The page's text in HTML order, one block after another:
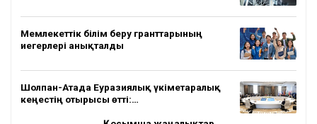
Мемлекеттік білім беру гранттарының
иегерлері анықталды
Шолпан-Атада Еуразиялық үкіметаралық
кеңестің отырысы өтті:…